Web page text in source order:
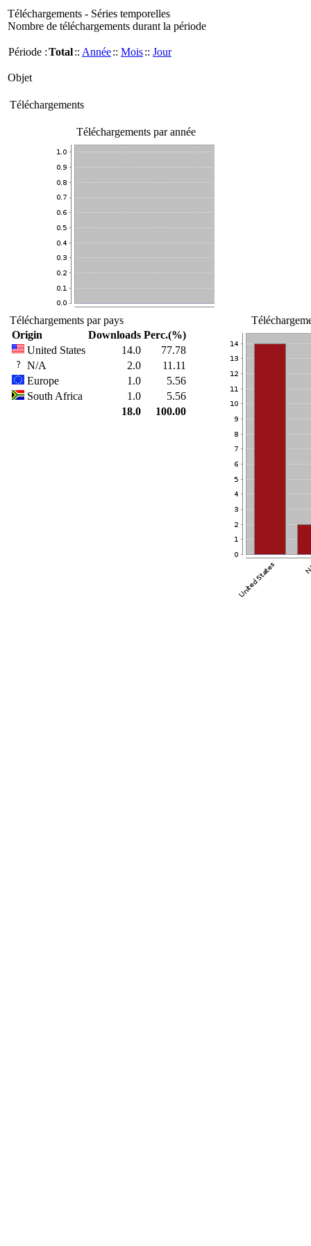
Téléchargements - Séries temporelles
Nombre de téléchargements durant la période
Période :Total:: Année:: Mois:: Jour
Objet
Téléchargements
Téléchargements par année
Téléchargements par pays
Origin
Downloads Perc.(%)
United States
14.0
77.78
N/A
2.0
11.11
Europe
1.0
5.56
South Africa
1.0
5.56
18.0
100.00